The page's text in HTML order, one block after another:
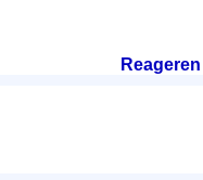
Reageren